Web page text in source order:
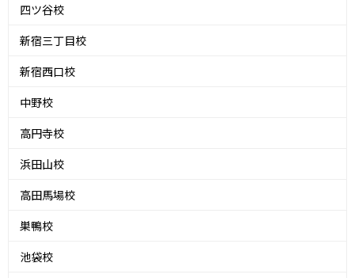
四ツ谷校
新宿三丁目校
新宿西口校
中野校
高円寺校
浜田山校
高田馬場校
巣鴨校
池袋校